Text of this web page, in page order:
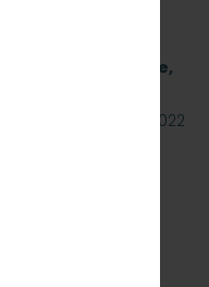
Szybka Kolej
roboty budowlane,
23 sierpnia 2022
przedmiotem
na
Znak: